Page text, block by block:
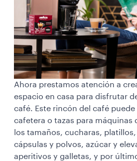
Ahora prestamos atención a
espacio en casa para disfrutar
café. Este rincón del café
cafetera o tazas para máquinas
los tamaños, cucharas,
cápsulas y polvos, azúcar y
aperitivos y galletas, y por